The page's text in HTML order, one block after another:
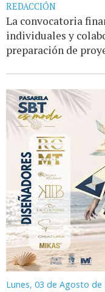
REDACCIÓN
La convocatoria
individuales y
preparación de
Lunes, 03 de Agosto de